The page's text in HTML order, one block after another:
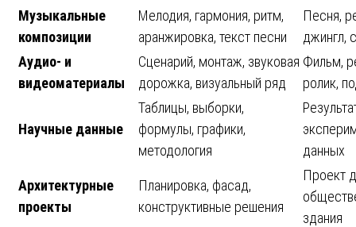
Музыкальные
композиции
Мелодия, гармония, ритм,
аранжировка, текст песни
Песня,
джингл,
Аудио- и
видеоматериалы
Сценарий, монтаж, звуковая
дорожка, визуальный ряд
Фильм,
ролик,
Научные данные
Таблицы, выборки,
формулы, графики,
методология
данных
Архитектурные
проекты
Планировка, фасад,
конструктивные решения
Проект
здания